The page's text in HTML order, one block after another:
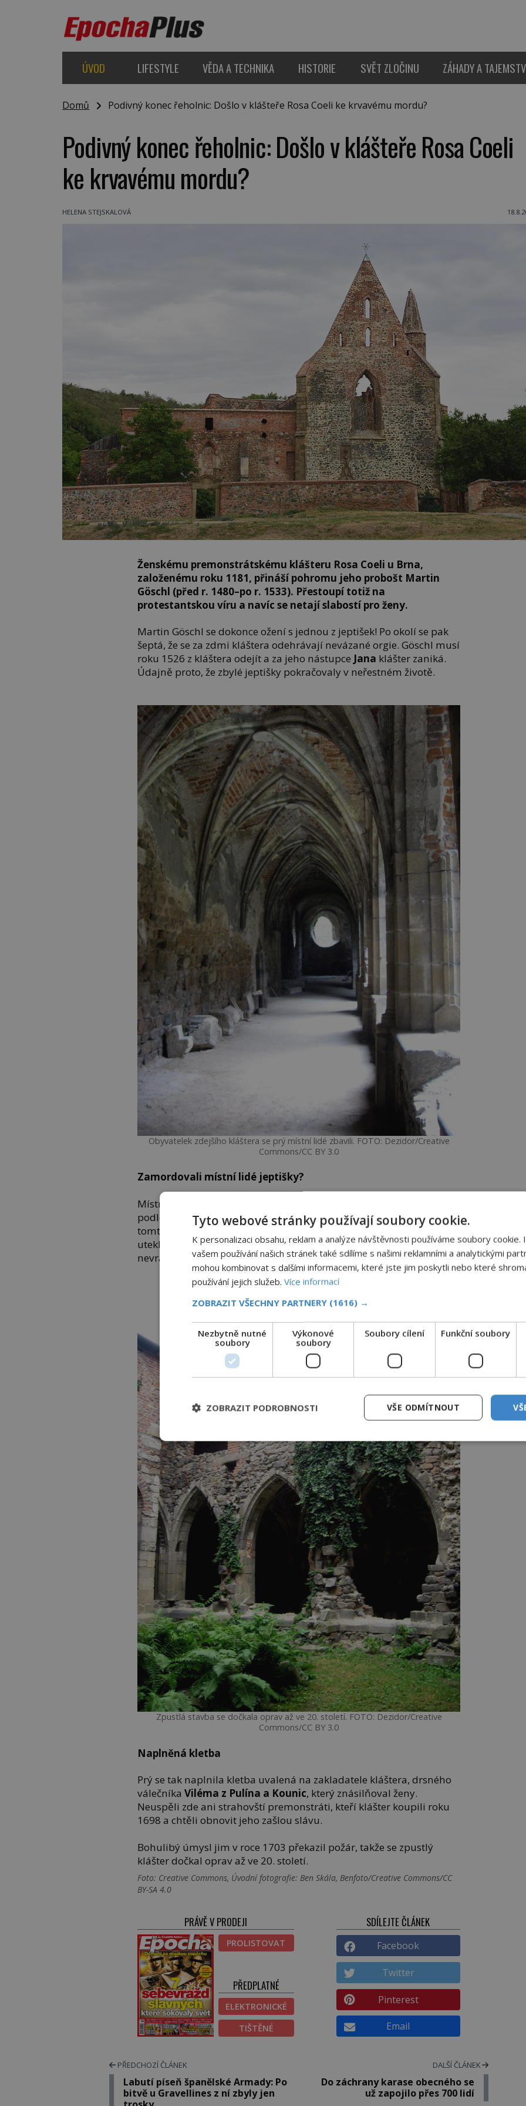
ÚVOD LIFESTYLE VĚDA A TECHNIKA HISTORIE SVĚT ZLOČINU ZÁHADY A
Domů Podivný konec řeholnic: Došlo v klášteře Rosa Coeli ke krvavému mordu?
Podivný konec řeholnic: Došlo v klášteře Rosa Coeli
ke krvavému mordu?
HELENA STEJSKALOVÁ
Ženskému premonstrátskému klášteru Rosa Coeli u Brna,
založenému roku 1181, přináší pohromu jeho probošt Martin
Göschl (před r. 1480–po r. 1533). Přestoupí totiž na
protestantskou víru a navíc se netají slabostí pro ženy.
Martin Göschl se dokonce ožení s jednou z jeptišek! Po okolí se pak
šeptá, že se za zdmi kláštera odehrávají nevázané orgie. Göschl musí
roku 1526 z kláštera odejít a za jeho nástupce Jana klášter zaniká.
Údajně proto, že zbylé jeptišky pokračovaly v neřestném životě.
Obyvatelek zdejšího kláštera se prý místní lidé zbavili. FOTO: Dezidor/Creative
Commons/CC BY 3.0
Zamordovali místní lidé jeptišky?
Místní obyvatele to pobuřovalo, a tak je jednoho dne přepadli a
podle pověstí údajně zamordovali. Žádné písemné svědectví o
tomto činu ale neexistuje a je pravděpodobnější, že jeptišky spíše
utekly před hněvem místních. Žádná z nich už se zpátky do kláštera
nevrátila.
Zpustlá stavba se dočkala oprav až ve 20. století. FOTO: Dezidor/Creative
Commons/CC BY 3.0
Naplněná kletba
Prý se tak naplnila kletba uvalená na zakladatele kláštera, drsného
válečníkaViléma z Pulína a Kounic, který znásilňoval ženy.
Neuspěli zde ani strahovští premonstráti, kteří klášter koupili roku
1698 a chtěli obnovit jeho zašlou slávu.
Bohulibý úmysl jim v roce 1703 překazil požár, takže se zpustlý
klášter dočkal oprav až ve 20. století.
Foto: Creative Commons, Úvodní fotografie: Ben Skála, Benfoto/Creative Commons/CC
BY-SA 4.0
PRÁVĚ V PRODEJI
PROLISTOVAT
PŘEDPLATNÉ
ELEKTRONICKÉ
TIŠTĚNÉ
SDÍLEJTE ČLÁNEK
Facebook
Twitter
Pinterest
Email
PŘEDCHOZÍ ČLÁNEK
Labutí píseň španělské Armady: Po
bitvě u Gravellines z ní zbyly jen
DALŠÍ ČLÁNEK
Do záchrany karase obecného se
už zapojilo přes 700 lidí
Tyto webové stránky používají soubory cookie.
K personalizaci obsahu, reklam a analýze návštěvnosti používáme soubory cookie.
vašem používání našich stránek také sdílíme s našimi reklamními a analytickými
mohou kombinovat s dalšími informacemi, které jste jim poskytli nebo které
používání jejich služeb. Více informací
ZOBRAZIT VŠECHNY PARTNERY (1616) →
Nezbytně nutné
soubory
Výkonové
soubory
Soubory cílení Funkční soubory
VŠE ODMÍTNOUT
ZOBRAZIT PODROBNOSTI